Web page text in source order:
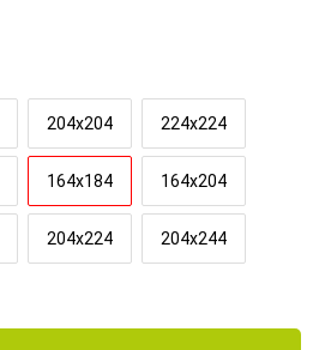
204x204 224x224
164x184 164x204
204x224 204x244